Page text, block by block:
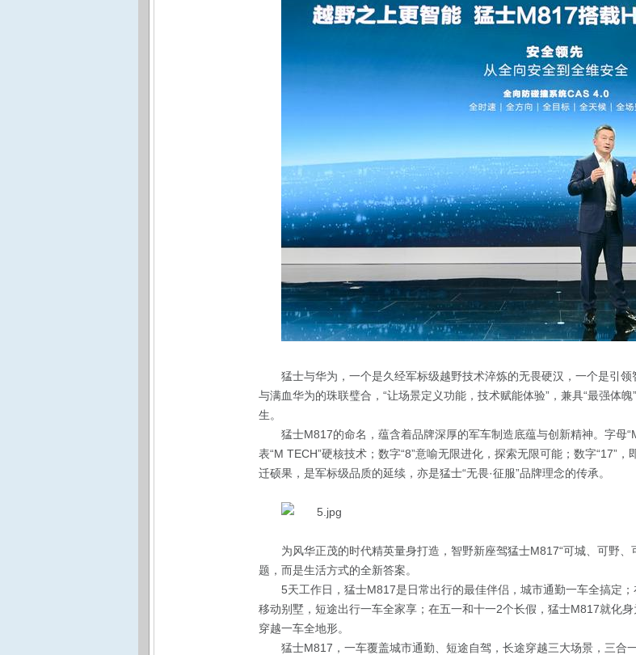
猛士与华为，一个是久经军标级越野技术淬炼的无畏硬汉，一个是引
与满血华为的珠联璧合，“让场景定义功能，技术赋能体验”，兼具“最强体魄
生。
猛士M817的命名，蕴含着品牌深厚的军车制造底蕴与创新精神。字母
表“M TECH”硬核技术；数字“8”意喻无限进化，探索无限可能；数字“17”，
迁硕果 ，是军标级品质的延续，亦是猛士“无畏·征服”品牌理念的传承。
为风华正茂的时代精英量身打造，智野新座驾猛士M817“可城、可野、
题，而是生活方式的全新答案。
5天工作日，猛士M817是日常出行的最佳伴侣，城市通勤一车全搞定
移动别墅，短途出行一车全家享；在五一和十一2个长假，猛士M817就化
穿越一车全地形。
猛士M817，一车覆盖城市通勤、短途自驾，长途穿越三大场景，三合